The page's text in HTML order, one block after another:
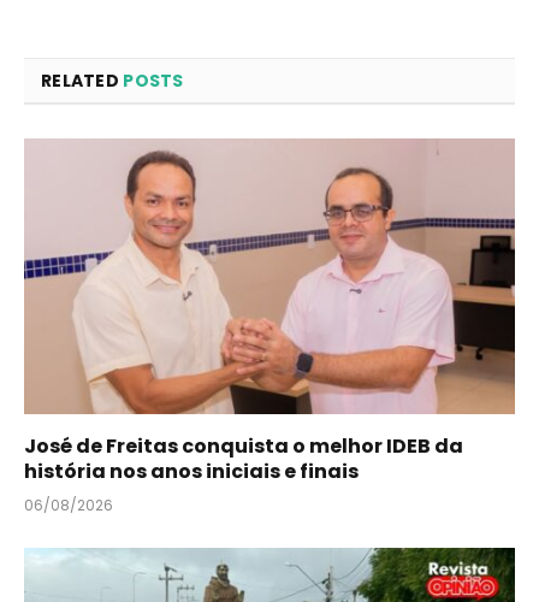
RELATED POSTS
José de Freitas conquista o melhor IDEB da
história nos anos iniciais e finais
06/08/2026